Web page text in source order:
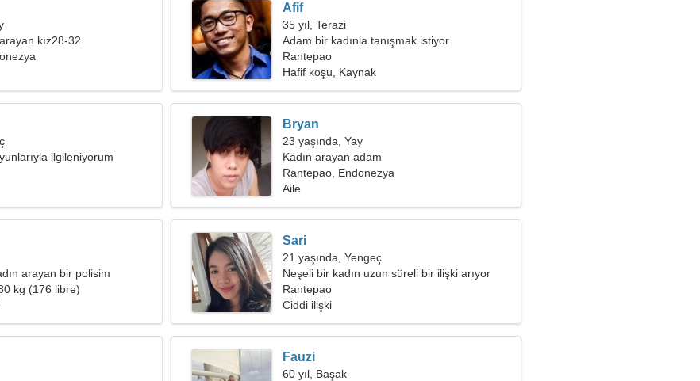
kız28-32
Afif
35 yıl, Terazi
Adam bir kadınla tanışmak istiyor
Rantepao
Hafif koşu, Kaynak
ilgileniyorum
Bryan
23 yaşında, Yay
Kadın arayan adam
Rantepao, Endonezya
Aile
arayan bir polisim
kg (176 libre)
Sari
21 yaşında, Yengeç
Neşeli bir kadın uzun süreli bir ilişki arıyor
Rantepao
Ciddi ilişki
Fauzi
60 yıl, Başak